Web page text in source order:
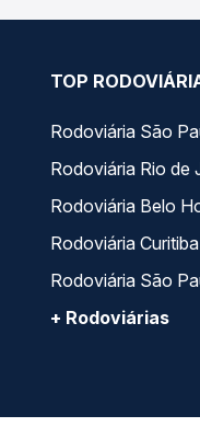
TOP
Rodoviária São
Rodoviária Rio de
Rodoviária Belo
Rodoviária Curitiba
Rodoviária São
+ Rodoviárias